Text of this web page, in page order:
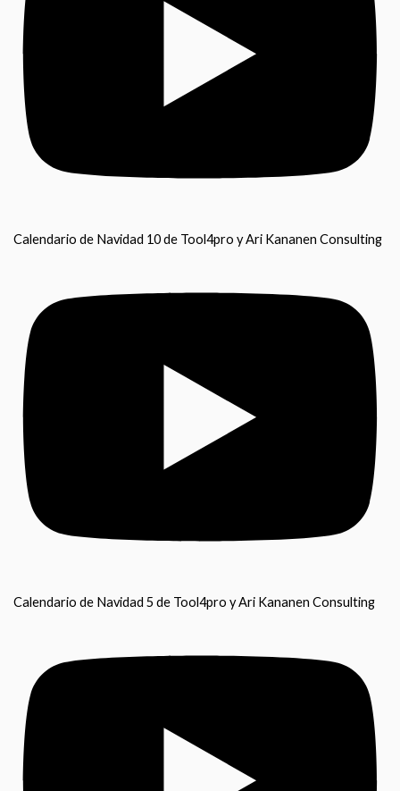
Calendario de Navidad 10 de Tool4pro y Ari Kananen Consulting
Calendario de Navidad 5 de Tool4pro y Ari Kananen Consulting